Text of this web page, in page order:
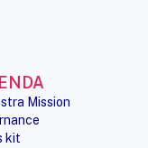
Mission
kit